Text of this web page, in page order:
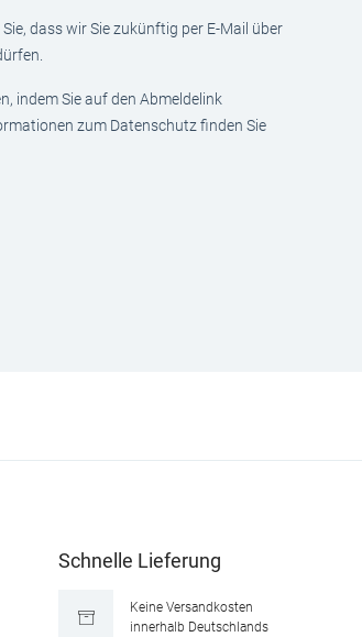
dass wir Sie zukünftig per E-Mail über
indem Sie auf den Abmeldelink
zum Datenschutz finden Sie
Schnelle Lieferung
Keine Versandkosten
innerhalb Deutschlands